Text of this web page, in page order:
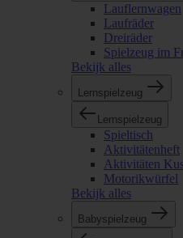
Lauflernwagen
Laufräder
Dreiräder
Spielzeug im
Bekijk alles
Lernspielzeug
Lernspielzeug
Spieltisch
Aktivitätenheft
Aktivitäten
Motorikwürfel
Bekijk alles
Babyspielzeug